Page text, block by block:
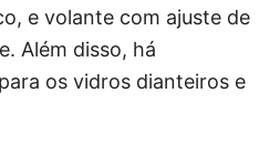
e volante com ajuste de
Além disso, há
os vidros dianteiros e